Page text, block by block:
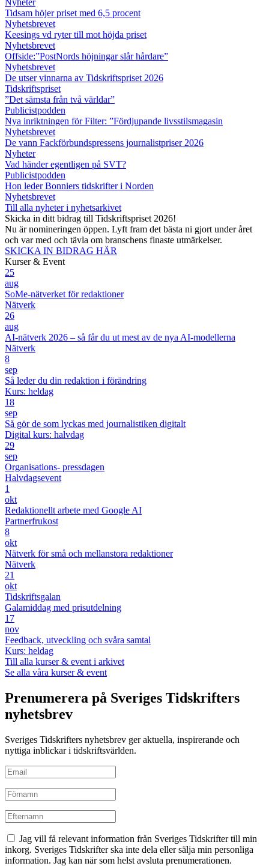
Nyheter
Tidsam höjer priset med 6,5 procent
Nyhetsbrevet
Keesings vd ryter till mot höjda priset
Nyhetsbrevet
Offside:”PostNords höjningar slår hårdare”
Nyhetsbrevet
De utser vinnarna av Tidskriftspriset 2026
Tidskriftspriset
”Det sämsta från två världar”
Publicistpodden
Nya inriktningen för Filter: ”Fördjupande livsstilsmagasin
Nyhetsbrevet
De vann Fackförbundspressens journalistpriser 2026
Nyheter
Vad händer egentligen på SVT?
Publicistpodden
Hon leder Bonniers tidskrifter i Norden
Nyhetsbrevet
Till alla nyheter i nyhetsarkivet
Skicka in ditt bidrag till Tidskriftspriset 2026!
Nu är nomineringen öppen. Lyft fram det bästa ni gjort under året
och var med och tävla om branschens finaste utmärkelser.
SKICKA IN BIDRAG HÄR
Kurser & Event
25
aug
SoMe-nätverket för redaktioner
Nätverk
26
aug
AI-nätverk 2026 – så får du ut mest av de nya AI-modellerna
Nätverk
8
sep
Så leder du din redaktion i förändring
Kurs: heldag
18
sep
Så gör de som lyckas med journalistiken digitalt
Digital kurs: halvdag
29
sep
Organisations- pressdagen
Halvdagsevent
1
okt
Redaktionellt arbete med Google AI
Partnerfrukost
8
okt
Nätverk för små och mellanstora redaktioner
Nätverk
21
okt
Tidskriftsgalan
Galamiddag med prisutdelning
17
nov
Feedback, utveckling och svåra samtal
Kurs: heldag
Till alla kurser & event i arkivet
Se alla våra kurser & event
Prenumerera på Sveriges Tidskrifters
nyhetsbrev
Sveriges Tidskrifters nyhetsbrev ger aktuella, inspirerande och
nyttiga inblickar i tidskriftsvärlden.
Jag vill få relevant information från Sveriges Tidskrifter till min
inkorg. Sveriges Tidskrifter ska inte dela eller sälja min personliga
information. Jag kan när som helst avsluta prenumerationen.